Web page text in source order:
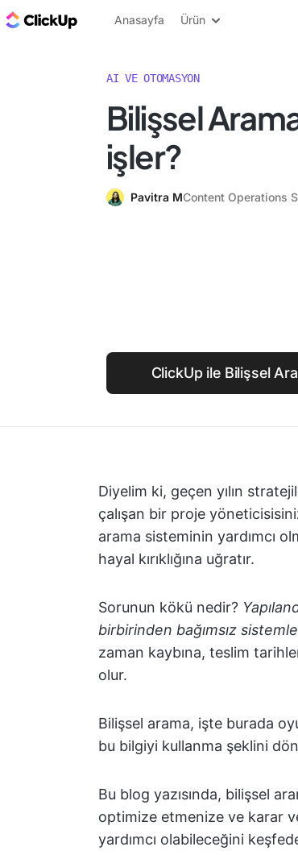
ClickUp Blog
Anasayfa Ürün
AI VE OTOMASYON
Bilişsel
işler?
Pavitra MContent Operations
ClickUp ile Bilişsel
Diyelim ki, geçen yılın
çalışan bir proje
arama sisteminin yardımcı
hayal kırıklığına uğratır.
Sorunun kökü nedir?
birbirinden bağımsız
zaman kaybına, teslim
olur.
Bilişsel arama, işte burada
bu bilgiyi kullanma şeklini
Bu blog yazısında, bilişsel
optimize etmenize ve karar
yardımcı olabileceğini